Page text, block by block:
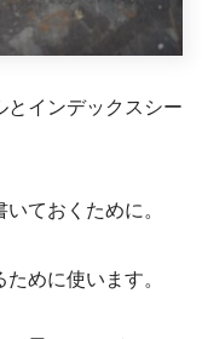
とインデックスシー
ておくために。
めに使います。